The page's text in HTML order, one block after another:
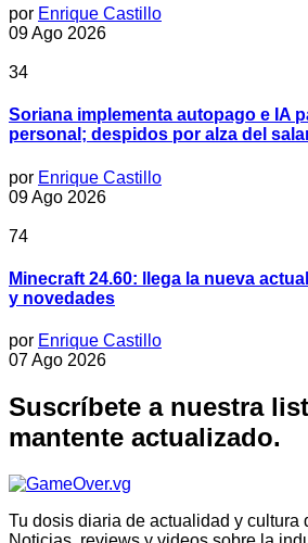
por Enrique Castillo
09 Ago 2026
34
Soriana implementa autopago e IA
personal; despidos por alza del
por Enrique Castillo
09 Ago 2026
74
Minecraft 24.60: llega la nueva
y novedades
por Enrique Castillo
07 Ago 2026
Suscríbete a nuestra
mantente actualizado.
Tu dosis diaria de actualidad y cultura